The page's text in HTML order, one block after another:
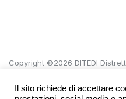
Copyright ©2026 DITEDI
Il sito richiede di accettare